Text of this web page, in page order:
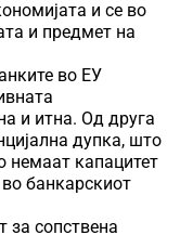
и се во
и предмет на
во ЕУ
и итна. Од друга
дупка, што
немаат капацитет
банкарскиот
за сопствена